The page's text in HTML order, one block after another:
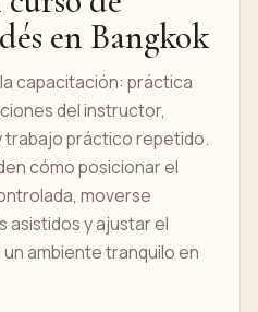
en Bangkok
capacitación: práctica
del instructor,
trabajo práctico repetido.
cómo posicionar el
moverse
asistidos y ajustar el
ambiente tranquilo en